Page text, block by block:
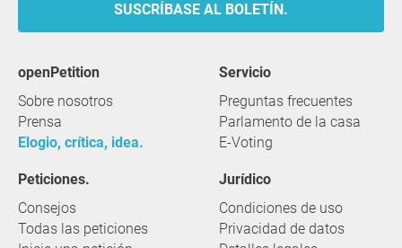
SUSCRÍBASE AL BOLETÍN.
openPetition
Sobre nosotros
Prensa
Elogio, crítica, idea.
servicio
Preguntas frecuentes
Parlamento de la casa
E-Voting
Peticiones.
Consejos
Todas las peticiones
Jurídico
Condiciones de uso
Privacidad de datos